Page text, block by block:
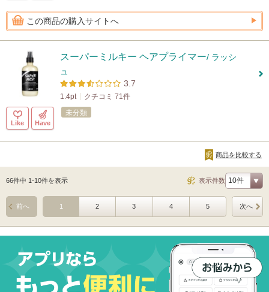
この商品の購入サイトへ
スーパーミルキー ヘアプライマー/ ラッシ
ュ
3.7
1.4pt クチコミ 71件
Like Have
未分類
商品を比較する
66件中 1-10件を表示 表示件数
1 2 3 4 5
前へ 次へ